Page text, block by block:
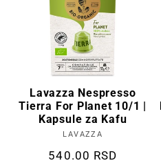
Lavazza Nespresso
Tierra For Planet 10/1 |
Kapsule za Kafu
Prodavac:
LAVAZZA
Cena
540.00 RSD